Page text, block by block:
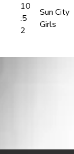
10
:5
2
Sun City
Girls